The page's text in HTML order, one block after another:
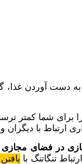
به دست آوردن
برای شما کمتر
ارتباط با دیگران
در فضای مجازی
تنگاتنگ با